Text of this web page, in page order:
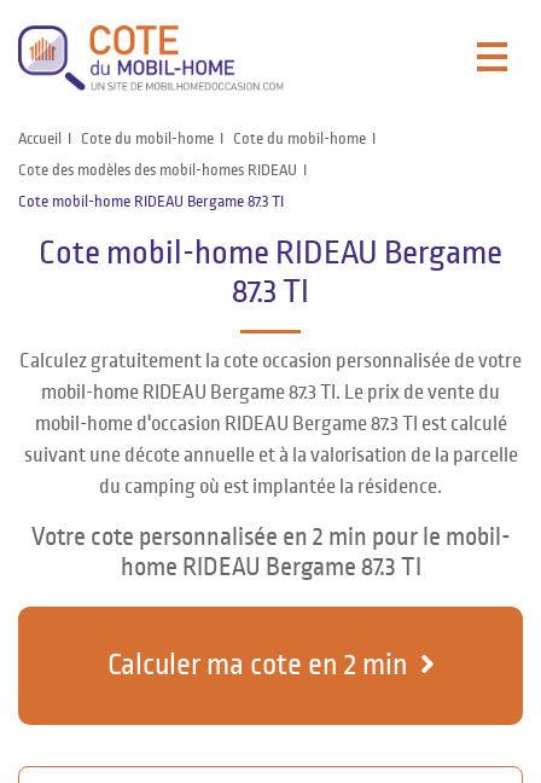
Accueil Cote du mobil-home
Cote du mobil-home
Cote des modèles des mobil-homes RIDEAU
Cote mobil-home RIDEAU Bergame 87.3 TI
Cote mobil-home RIDEAU Bergame
87.3 TI
Calculez gratuitement la cote occasion personnalisée de votre
mobil-home RIDEAU Bergame 87.3 TI. Le prix de vente du
mobil-home d'occasion RIDEAU Bergame 87.3 TI est calculé
suivant une décote annuelle et à la valorisation de la parcelle
du camping où est implantée la résidence.
Votre cote personnalisée en 2 min pour le mobil-
home RIDEAU Bergame 87.3 TI
Calculer ma cote en 2 min